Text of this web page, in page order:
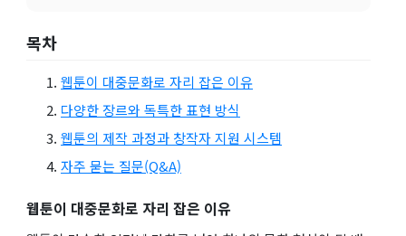
목차
웹툰이 대중문화로 자리 잡은 이유
다양한 장르와 독특한 표현 방식
웹툰의 제작 과정과 창작자 지원 시스템
자주 묻는 질문(Q&A)
웹툰이 대중문화로 자리 잡은 이유